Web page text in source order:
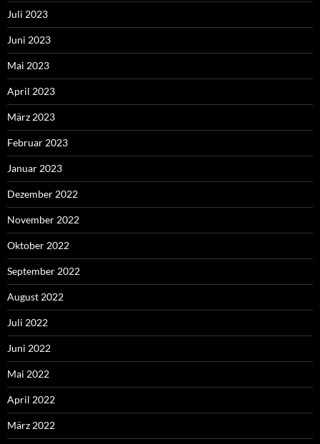
Juli 2023
Juni 2023
Mai 2023
April 2023
März 2023
Februar 2023
Januar 2023
Dezember 2022
November 2022
Oktober 2022
September 2022
August 2022
Juli 2022
Juni 2022
Mai 2022
April 2022
März 2022